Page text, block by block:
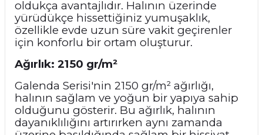
oldukça avantajlıdır. Halının üzerinde
yürüdükçe hissettiğiniz yumuşaklık,
özellikle evde uzun süre vakit geçirenler
için konforlu bir ortam oluşturur.
Ağırlık: 2150 gr/m²
Galenda Serisi'nin 2150 gr/m² ağırlığı,
halının sağlam ve yoğun bir yapıya sahip
olduğunu gösterir. Bu ağırlık, halının
dayanıklılığını artırırken aynı zamanda